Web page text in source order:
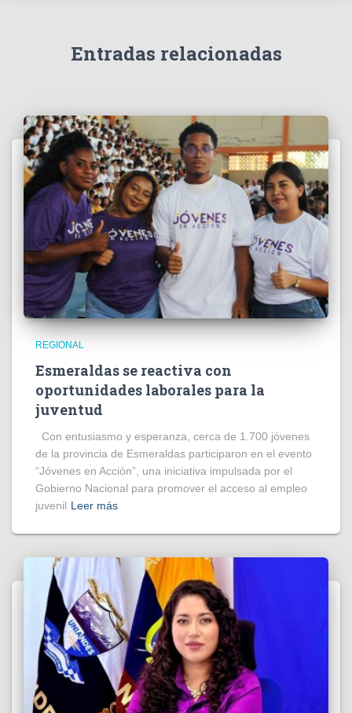
Entradas relacionadas
REGIONAL
Esmeraldas se reactiva con
oportunidades laborales para la
juventud
Con entusiasmo y esperanza, cerca de 1.700 jóvenes
de la provincia de Esmeraldas participaron en el evento
“Jóvenes en Acción”, una iniciativa impulsada por el
Gobierno Nacional para promover el acceso al empleo
juvenil Leer más